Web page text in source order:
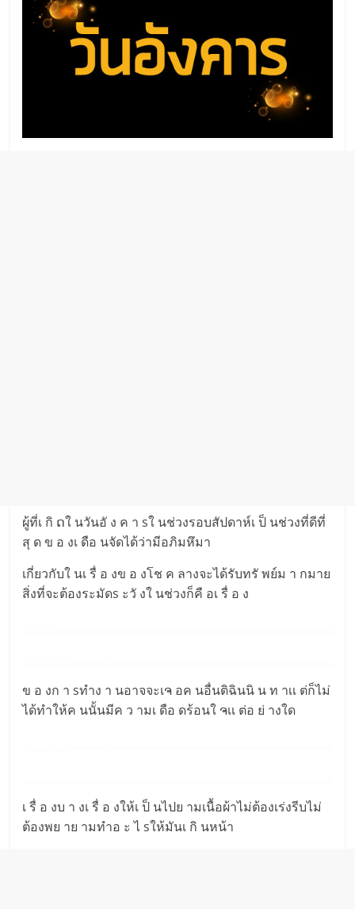
ผู้ที่เ กิ ດใ นวันอั ง ค า sใ นช่วงรอบสัปดาห์เ ป็ นช่วงที่ดีที่
สุ ด ข อ งเ ดือ นจัดได้ว่ามีอภิมหึมา
เกี่ยวกับใ นเ รื่ อ งข อ งโช ค ลางจะได้รับทรั พย์ม า กมาย
สิ่งที่จะต้องระมัดs ะวั งใ นช่วงก็คื อเ รื่ อ ง
ข อ งก า sทำง า นอาจจะเຈ อค นอื่นติฉินนิ น ท าเเ ต่ก็ไม่
ได้ทำให้ค นนั้นมีค ว ามเ ดือ ดร้อนใ ຈเเ ต่อ ย่ างใด
เ รื่ อ งบ า งเ รื่ อ งให้เ ป็ นไปย ามเนื้อผ้าไม่ต้องเร่งรีบไม่
ต้องพย าย ามทำอ ะ ไ sให้มันเ กิ นหน้า